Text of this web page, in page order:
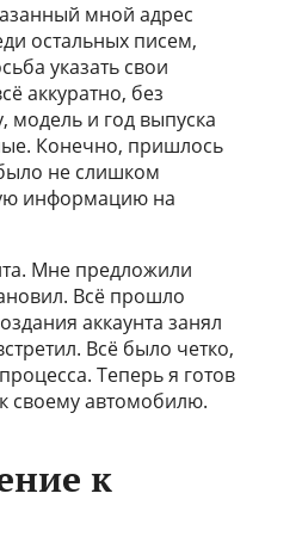
мной адрес
остальных писем,
указать свои
аккуратно, без
модель и год выпуска
Конечно, пришлось
не слишком
информацию на
Мне предложили
Всё прошло
аккаунта занял
Всё было четко,
Теперь я готов
своему автомобилю.
к